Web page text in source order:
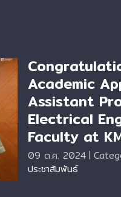
Academic
Assistant
Electrical
Faculty at
09 ต.ค. 2024 |
ประชาสัมพันธ์